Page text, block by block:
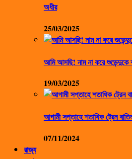
অধীর
25/03/2025
আমি আসছি! নাম না করে শুভেন্দুকে
19/03/2025
আগামী সপ্তাহে শতাধিক ট্রেন
07/11/2024
রাজ্য